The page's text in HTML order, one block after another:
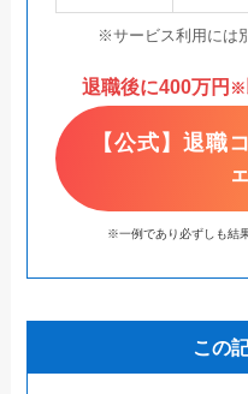
※サービス利用には
退職後に400万円 ※
【公式】退職
※一例であり必ずしも結
この